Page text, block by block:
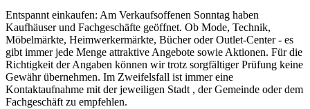
Entspannt einkaufen: Am Verkaufsoffenen Sonntag haben
Kaufhäuser und Fachgeschäfte geöffnet. Ob Mode, Technik,
Möbelmärkte, Heimwerkermärkte, Bücher oder Outlet-Center - es
gibt immer jede Menge attraktive Angebote sowie Aktionen. Für die
Richtigkeit der Angaben können wir trotz sorgfältiger Prüfung keine
Gewähr übernehmen. Im Zweifelsfall ist immer eine
Kontaktaufnahme mit der jeweiligen Stadt , der Gemeinde oder dem
Fachgeschäft zu empfehlen.